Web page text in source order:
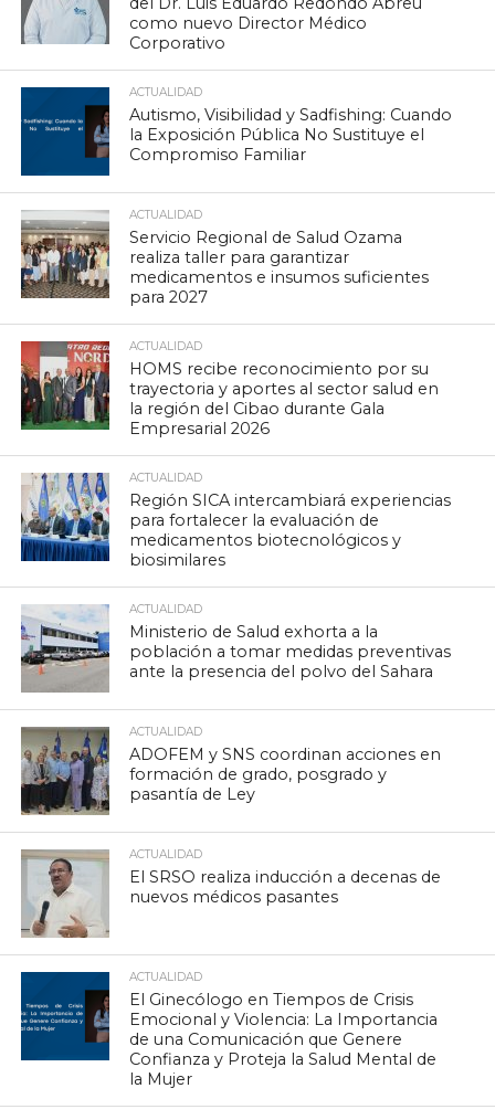
como nuevo Director Médico
Corporativo
ACTUALIDAD
Autismo, Visibilidad y Sadfishing: Cuando
la Exposición Pública No Sustituye el
Compromiso Familiar
ACTUALIDAD
Servicio Regional de Salud Ozama
realiza taller para garantizar
medicamentos e insumos suficientes
para 2027
ACTUALIDAD
HOMS recibe reconocimiento por su
trayectoria y aportes al sector salud en
la región del Cibao durante Gala
Empresarial 2026
ACTUALIDAD
Región SICA intercambiará experiencias
para fortalecer la evaluación de
medicamentos biotecnológicos y
biosimilares
ACTUALIDAD
Ministerio de Salud exhorta a la
población a tomar medidas preventivas
ante la presencia del polvo del Sahara
ACTUALIDAD
ADOFEM y SNS coordinan acciones en
formación de grado, posgrado y
pasantía de Ley
ACTUALIDAD
El SRSO realiza inducción a decenas de
nuevos médicos pasantes
ACTUALIDAD
El Ginecólogo en Tiempos de Crisis
Emocional y Violencia: La Importancia
de una Comunicación que Genere
Confianza y Proteja la Salud Mental de
la Mujer